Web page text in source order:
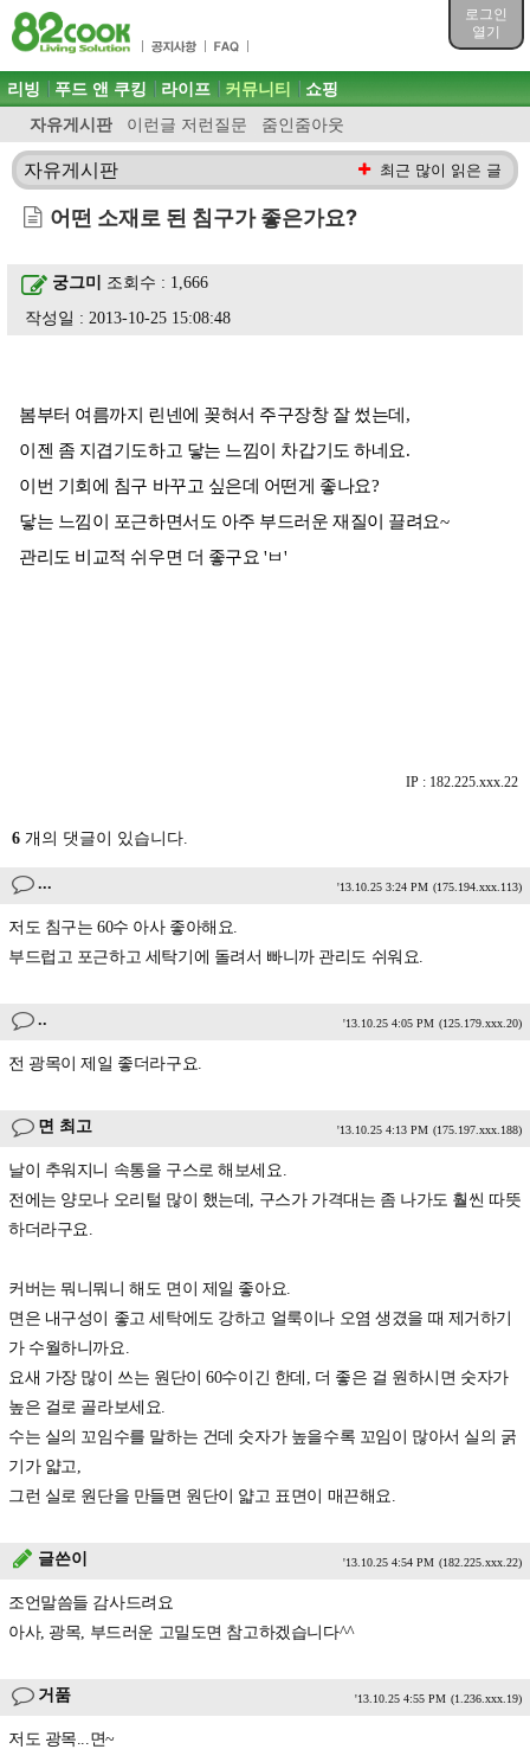
로그인
열기
목차
주메뉴 바로가기
컨텐츠 바로가기
검색 바로가기
로그인 바로가기
주메뉴
리빙 푸드 앤 쿠킹 라이프 커뮤니티
자유게시판 이런글 저런질문 줌인줌아웃
쇼핑
자유게시판 최근 많이 읽은 글
어떤 소재로 된 침구가 좋은가요?
궁그미
조회수 : 1,666
작성일 : 2013-10-25 15:08:48
봄부터 여름까지 린넨에 꽂혀서 주구장창 잘 썼는데,
이젠 좀 지겹기도하고 닿는 느낌이 차갑기도 하네요.
이번 기회에 침구 바꾸고 싶은데 어떤게 좋나요?
닿는 느낌이 포근하면서도 아주 부드러운 재질이 끌려요~
관리도 비교적 쉬우면 더 좋구요 'ㅂ'
IP : 182.225.xxx.22
6 개의 댓글이 있습니다.
... '13.10.25 3:24 PM (175.194.xxx.113)
저도 침구는 60수 아사 좋아해요.
부드럽고 포근하고 세탁기에 돌려서 빠니까 관리도 쉬워요.
.. '13.10.25 4:05 PM (125.179.xxx.20)
전 광목이 제일 좋더라구요.
면 최고 '13.10.25 4:13 PM (175.197.xxx.188)
날이 추워지니 속통을 구스로 해보세요.
전에는 양모나 오리털 많이 했는데, 구스가 가격대는 좀 나가도 훨씬 따뜻
하더라구요.
커버는 뭐니뭐니 해도 면이 제일 좋아요.
면은 내구성이 좋고 세탁에도 강하고 얼룩이나 오염 생겼을 때 제거하기
가 수월하니까요.
요새 가장 많이 쓰는 원단이 60수이긴 한데, 더 좋은 걸 원하시면 숫자가
높은 걸로 골라보세요.
수는 실의 꼬임수를 말하는 건데 숫자가 높을수록 꼬임이 많아서 실의 굵
기가 얇고,
그런 실로 원단을 만들면 원단이 얇고 표면이 매끈해요.
글쓴이 '13.10.25 4:54 PM (182.225.xxx.22)
조언말씀들 감사드려요
아사, 광목, 부드러운 고밀도면 참고하겠습니다^^
거품 '13.10.25 4:55 PM (1.236.xxx.19)
저도 광목...면~